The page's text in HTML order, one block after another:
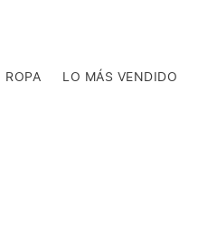
ROPA LO MÁS VENDIDO